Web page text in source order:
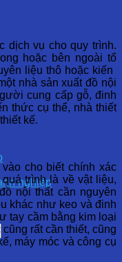
nghiệp
dịch vụ cho quy trình.
hoặc bên ngoài tổ
liệu thô hoặc kiến
nhà sản xuất đồ nội
cung cấp gỗ, đinh
​​thức cụ thể, nhà thiết
kế.
cho biết chính xác
trình là về vật liệu,
nội thất cần nguyên
khác như keo và đinh
tay cầm bằng kim loại
rất cần thiết, cũng
máy móc và công cụ